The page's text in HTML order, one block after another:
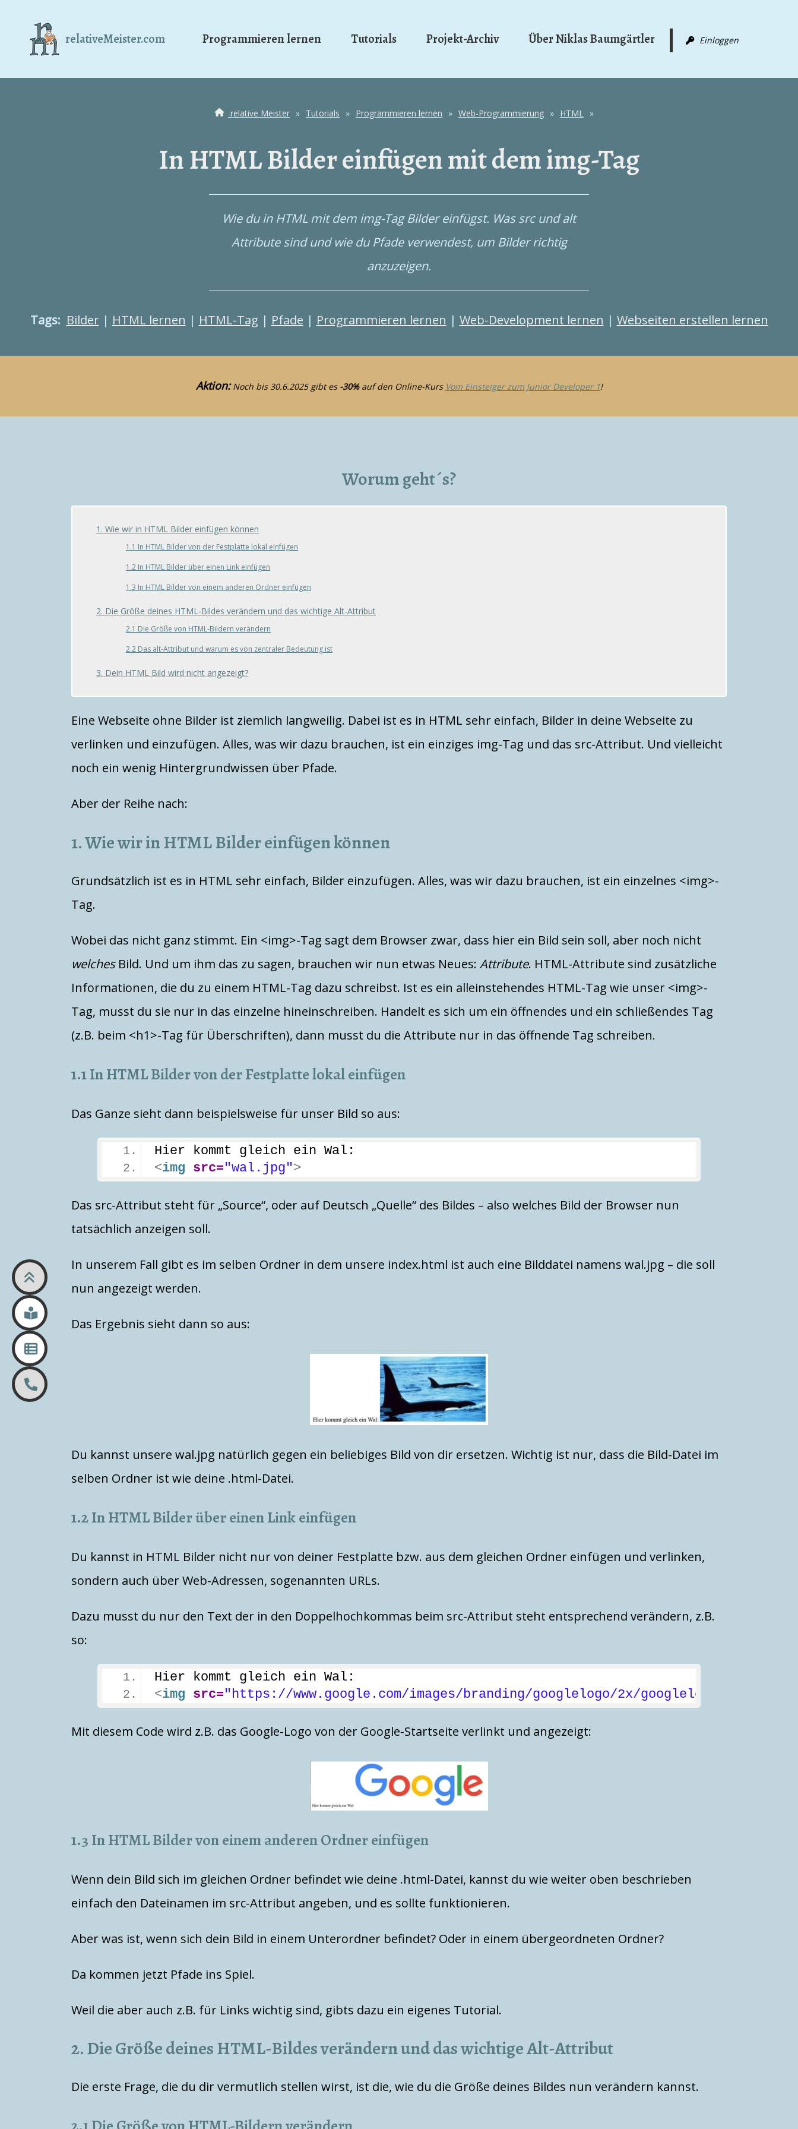
relativeMeister.com Programmieren lernen Tutorials Projekt-Archiv Über Niklas Baumgärtler Einloggen
relative Meister » Tutorials » Programmieren lernen » Web-Programmierung » HTML »
In HTML Bilder einfügen mit dem img-Tag
Wie du in HTML mit dem img-Tag Bilder einfügst. Was src und alt
Attribute sind und wie du Pfade verwendest, um Bilder richtig
anzuzeigen.
Tags: Bilder | HTML lernen | HTML-Tag | Pfade | Programmieren lernen | Web-Development lernen | Webseiten erstellen lernen
Aktion:Noch bis 30.6.2025 gibt es -30%auf den Online-Kurs Vom Einsteiger zum Junior Developer 1!
Worum geht´s?
1. Wie wir in HTML Bilder einfügen können
1.1 In HTML Bilder von der Festplatte lokal einfügen
1.2 In HTML Bilder über einen Link einfügen
1.3 In HTML Bilder von einem anderen Ordner einfügen
2. Die Größe deines HTML-Bildes verändern und das wichtige Alt-Attribut
2.1 Die Größe von HTML-Bildern verändern
2.2 Das alt-Attribut und warum es von zentraler Bedeutung ist
3. Dein HTML Bild wird nicht angezeigt?
Eine Webseite ohne Bilder ist ziemlich langweilig. Dabei ist es in HTML sehr einfach, Bilder in deine Webseite zu
verlinken und einzufügen. Alles, was wir dazu brauchen, ist ein einziges img-Tag und das src-Attribut. Und vielleicht
noch ein wenig Hintergrundwissen über Pfade.
Aber der Reihe nach:
1. Wie wir in HTML Bilder einfügen können
Grundsätzlich ist es in HTML sehr einfach, Bilder einzufügen. Alles, was wir dazu brauchen, ist ein einzelnes <img>-
Tag.
Wobei das nicht ganz stimmt. Ein <img>-Tag sagt dem Browser zwar, dass hier ein Bild sein soll, aber noch nicht
welchesBild. Und um ihm das zu sagen, brauchen wir nun etwas Neues: Attribute. HTML-Attribute sind zusätzliche
Informationen, die du zu einem HTML-Tag dazu schreibst. Ist es ein alleinstehendes HTML-Tag wie unser <img>-
Tag, musst du sie nur in das einzelne hineinschreiben. Handelt es sich um ein öffnendes und ein schließendes Tag
(z.B. beim <h1>-Tag für Überschriften), dann musst du die Attribute nur in das öffnende Tag schreiben.
1.1 In HTML Bilder von der Festplatte lokal einfügen
Das Ganze sieht dann beispielsweise für unser Bild so aus:
Hier kommt gleich ein Wal:
<img src="wal.jpg">
Das src-Attribut steht für „Source“, oder auf Deutsch „Quelle“ des Bildes – also welches Bild der Browser nun
tatsächlich anzeigen soll.
In unserem Fall gibt es im selben Ordner in dem unsere index.html ist auch eine Bilddatei namens wal.jpg – die soll
nun angezeigt werden.
Das Ergebnis sieht dann so aus:
Du kannst unsere wal.jpg natürlich gegen ein beliebiges Bild von dir ersetzen. Wichtig ist nur, dass die Bild-Datei im
selben Ordner ist wie deine .html-Datei.
1.2 In HTML Bilder über einen Link einfügen
Du kannst in HTML Bilder nicht nur von deiner Festplatte bzw. aus dem gleichen Ordner einfügen und verlinken,
sondern auch über Web-Adressen, sogenannten URLs.
Dazu musst du nur den Text der in den Doppelhochkommas beim src-Attribut steht entsprechend verändern, z.B.
so:
Hier kommt gleich ein Wal:
<img src="https://www.google.com/images/branding/googlelogo/2x/
Mit diesem Code wird z.B. das Google-Logo von der Google-Startseite verlinkt und angezeigt:
1.3 In HTML Bilder von einem anderen Ordner einfügen
Wenn dein Bild sich im gleichen Ordner befindet wie deine .html-Datei, kannst du wie weiter oben beschrieben
einfach den Dateinamen im src-Attribut angeben, und es sollte funktionieren.
Aber was ist, wenn sich dein Bild in einem Unterordner befindet? Oder in einem übergeordneten Ordner?
Da kommen jetzt Pfade ins Spiel.
Weil die aber auch z.B. für Links wichtig sind, gibts dazu ein eigenes Tutorial.
2. Die Größe deines HTML-Bildes verändern und das wichtige Alt-Attribut
Die erste Frage, die du dir vermutlich stellen wirst, ist die, wie du die Größe deines Bildes nun verändern kannst.